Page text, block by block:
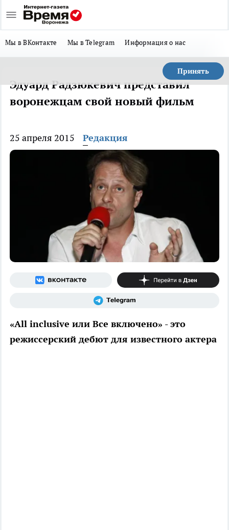
Мы в ВКонтакте Мы в Telegram Информация о нас
Принять
Эдуард Радзюкевич представил
воронежцам свой новый фильм
25 апреля 2015 Редакция
«All inclusive или Все включено» - это
режиссерский дебют для известного актера